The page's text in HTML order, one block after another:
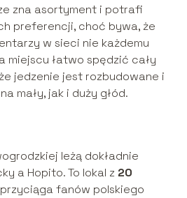
zna asortyment i potrafi
preferencji, choć bywa, że
w sieci nie każdemu
miejscu łatwo spędzić cały
jedzenie jest rozbudowane i
mały, jak i duży głód.
leżą dokładnie
a Hopito. To lokal z 20
fanów polskiego